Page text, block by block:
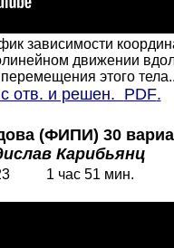
зависимости
движении
этого
отв. и решен. PDF.
(ФИПИ) 30
Карибьянц
1 час 51 мин.